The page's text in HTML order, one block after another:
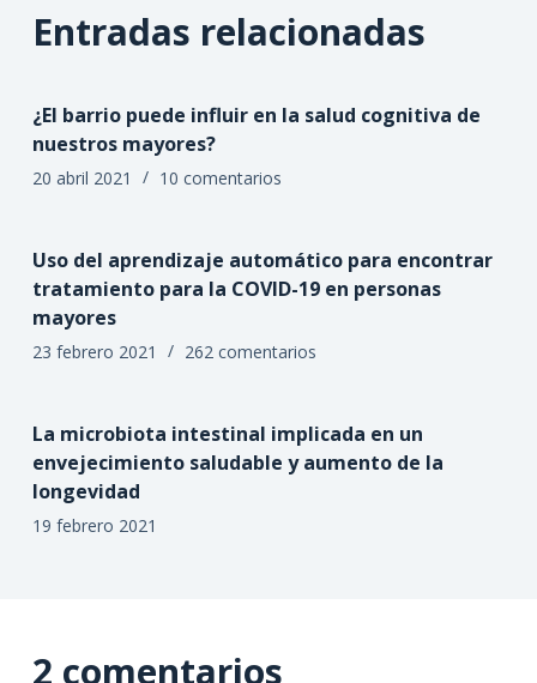
Entradas relacionadas
¿El barrio puede influir en la salud cognitiva de
nuestros mayores?
20 abril 2021 10 comentarios
Uso del aprendizaje automático para encontrar
tratamiento para la COVID-19 en personas
mayores
23 febrero 2021 262 comentarios
La microbiota intestinal implicada en un
envejecimiento saludable y aumento de la
longevidad
19 febrero 2021
2 comentarios